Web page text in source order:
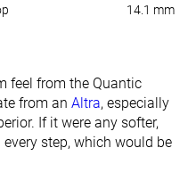
14.1 mm
feel from the Quantic
from an Altra, especially
If it were any softer,
step, which would be